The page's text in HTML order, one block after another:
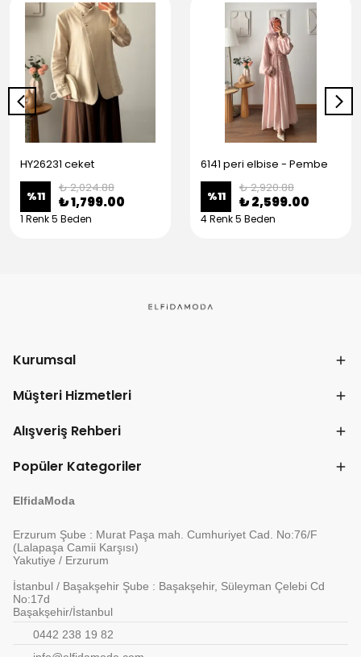
HY26231 ceket
%11
₺ 2,024.88
₺ 1,799.00
1 Renk 5 Beden
6141 peri elbise - Pembe
%11
₺ 2,920.88
₺ 2,599.00
4 Renk 5 Beden
Kurumsal
Müşteri Hizmetleri
Alışveriş Rehberi
Popüler Kategoriler
ElfidaModa
Erzurum Şube : Murat Paşa mah. Cumhuriyet Cad. No:76/F
(Lalapaşa Camii Karşısı)
Yakutiye / Erzurum
İstanbul / Başakşehir Şube : Başakşehir, Süleyman Çelebi Cd
No:17d
Başakşehir/İstanbul
0442 238 19 82